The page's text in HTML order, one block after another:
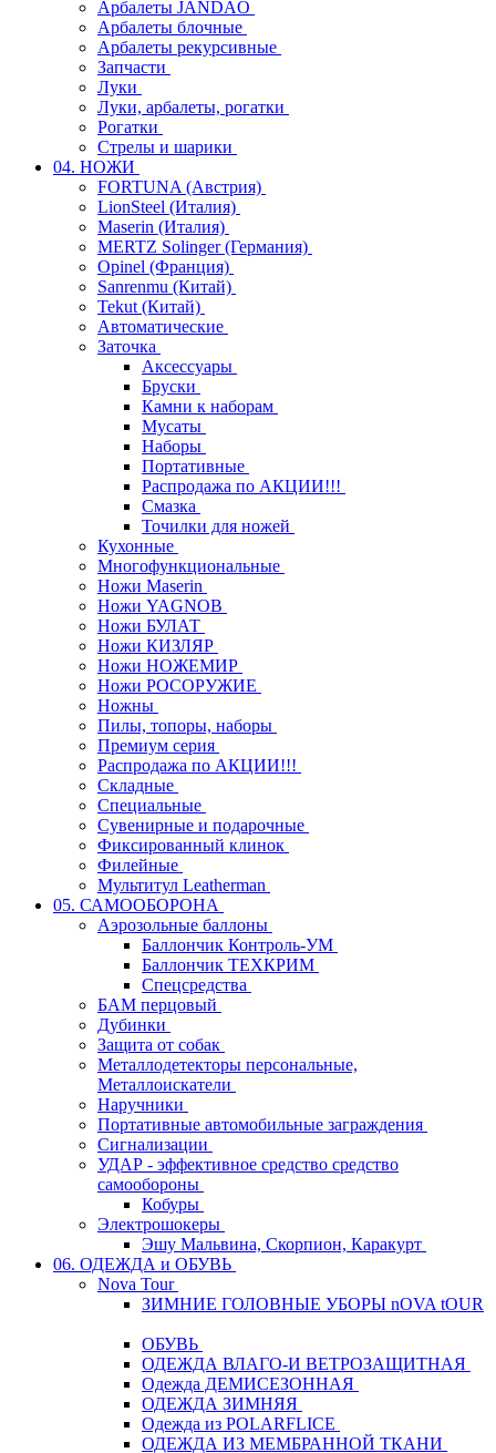
Арбалеты JANDAO
Арбалеты блочные
Арбалеты рекурсивные
Запчасти
Луки
Луки, арбалеты, рогатки
Рогатки
Стрелы и шарики
04. НОЖИ
FORTUNA (Австрия)
LionSteel (Италия)
Maserin (Италия)
MERTZ Solinger (Германия)
Opinel (Франция)
Sanrenmu (Китай)
Tekut (Китай)
Автоматические
Заточка
Аксессуары
Бруски
Камни к наборам
Мусаты
Наборы
Портативные
Распродажа по АКЦИИ!!!
Смазка
Точилки для ножей
Кухонные
Многофункциональные
Ножи Maserin
Ножи YAGNOB
Ножи БУЛАТ
Ножи КИЗЛЯР
Ножи НОЖЕМИР
Ножи РОСОРУЖИЕ
Ножны
Пилы, топоры, наборы
Премиум серия
Распродажа по АКЦИИ!!!
Складные
Специальные
Сувенирные и подарочные
Фиксированный клинок
Филейные
Мультитул Leatherman
05. САМООБОРОНА
Аэрозольные баллоны
Баллончик Контроль-УМ
Баллончик ТЕХКРИМ
Спецсредства
БАМ перцовый
Дубинки
Защита от собак
Металлодетекторы персональные,
Металлоискатели
Наручники
Портативные автомобильные заграждения
Сигнализации
УДАР - эффективное средство средство
самообороны
Кобуры
Электрошокеры
Эшу Мальвина, Скорпион, Каракурт
06. ОДЕЖДА и ОБУВЬ
Nova Tour
ЗИМНИЕ ГОЛОВНЫЕ УБОРЫ nOVA tOUR
ОБУВЬ
ОДЕЖДА ВЛАГО-И ВЕТРОЗАЩИТНАЯ
Одежда ДЕМИСЕЗОННАЯ
ОДЕЖДА ЗИМНЯЯ
Одежда из POLARFLICE
ОДЕЖДА ИЗ МЕМБРАННОЙ ТКАНИ